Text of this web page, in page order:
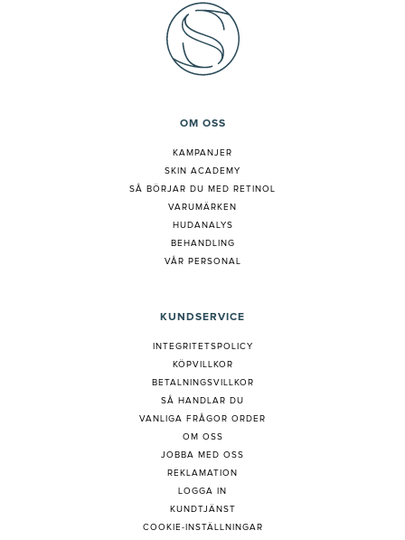
OM OSS
KAMPANJER
SKIN ACADEMY
SÅ BÖRJAR DU MED RETINOL
VARUMÄRKEN
HUDANALYS
BEHANDLING
VÅR PERSONAL
KUNDSERVICE
INTEGRITETSPOLICY
KÖPVILLKOR
BETALNINGSVILLKOR
SÅ HANDLAR DU
VANLIGA FRÅGOR ORDER
OM OSS
JOBBA MED OSS
REKLAMATION
LOGGA IN
KUNDTJÄNST
COOKIE-INSTÄLLNINGAR